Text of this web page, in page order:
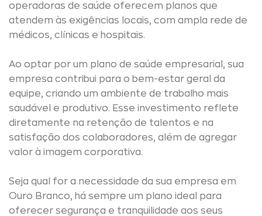
operadoras de saúde oferecem planos que
atendem às exigências locais, com ampla rede de
médicos, clínicas e hospitais.
Ao optar por um plano de saúde empresarial, sua
empresa contribui para o bem-estar geral da
equipe, criando um ambiente de trabalho mais
saudável e produtivo. Esse investimento reflete
diretamente na retenção de talentos e na
satisfação dos colaboradores, além de agregar
valor à imagem corporativa.
Seja qual for a necessidade da sua empresa em
Ouro Branco, há sempre um plano ideal para
oferecer segurança e tranquilidade aos seus